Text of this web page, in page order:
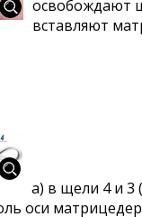
освобождают
вставляют
а) в щели 4 и 3
оси